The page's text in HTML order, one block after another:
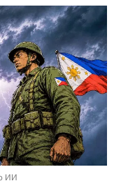
ИИ